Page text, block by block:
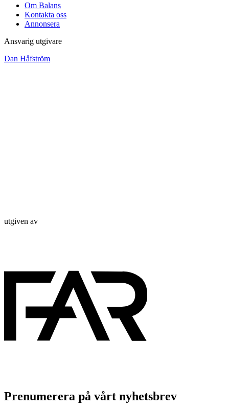
Om Balans
Kontakta oss
Annonsera
Ansvarig utgivare
Dan Håfström
utgiven av
Prenumerera på vårt nyhetsbrev